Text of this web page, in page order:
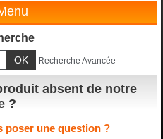
Recherche Avancée
absent de notre
?
poser une question ?